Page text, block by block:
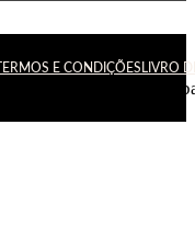
TERMOS E CONDIÇÕES LIVRO